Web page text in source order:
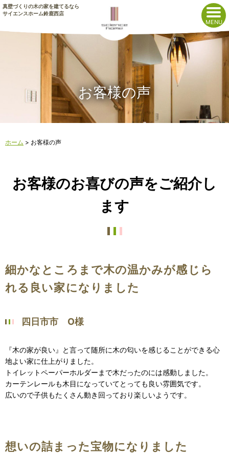
真壁づくりの木の家を建てるなら
サイエンスホーム鈴鹿西店
お客様の声
ホーム > お客様の声
お客様のお喜びの声をご紹介し
ます
細かなところまで木の温かみが感じら
れる良い家になりました
四日市市 O様
『木の家が良い』と言って随所に木の匂いを感じることができる心
地よい家に仕上がりました。
トイレットペーパーホルダーまで木だったのには感動しました。
カーテンレールも木目になっていてとっても良い雰囲気です。
広いので子供もたくさん動き回っており楽しいようです。
想いの詰まった宝物になりました